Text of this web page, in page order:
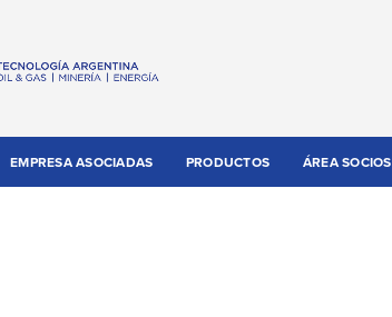
EMPRESA ASOCIADAS PRODUCTOS ÁREA SOCIOS